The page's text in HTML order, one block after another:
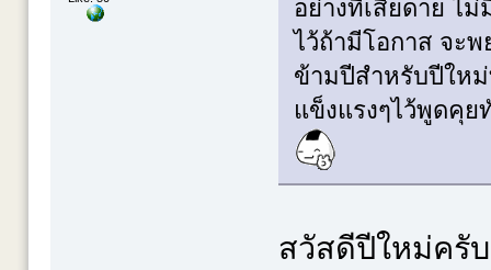
อย่างที่เสียดาย ไ
ไว้ถ้ามีโอกาส จะ
ข้ามปีสำหรับปีให
แข็งแรงๆไว้พูดคุ
สวัสดีปีใหม่ครับ